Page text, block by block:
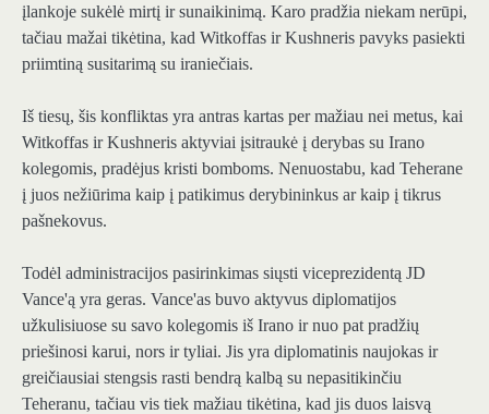
įlankoje sukėlė mirtį ir sunaikinimą. Karo pradžia niekam nerūpi,
tačiau mažai tikėtina, kad Witkoffas ir Kushneris pavyks pasiekti
priimtiną susitarimą su iraniečiais.
Iš tiesų, šis konfliktas yra antras kartas per mažiau nei metus, kai
Witkoffas ir Kushneris aktyviai įsitraukė į derybas su Irano
kolegomis, pradėjus kristi bomboms. Nenuostabu, kad Teherane
į juos nežiūrima kaip į patikimus derybininkus ar kaip į tikrus
pašnekovus.
Todėl administracijos pasirinkimas siųsti viceprezidentą JD
Vance'ą yra geras. Vance'as buvo aktyvus diplomatijos
užkulisiuose su savo kolegomis iš Irano ir nuo pat pradžių
priešinosi karui, nors ir tyliai. Jis yra diplomatinis naujokas ir
greičiausiai stengsis rasti bendrą kalbą su nepasitikinčiu
Teheranu, tačiau vis tiek mažiau tikėtina, kad jis duos laisvą